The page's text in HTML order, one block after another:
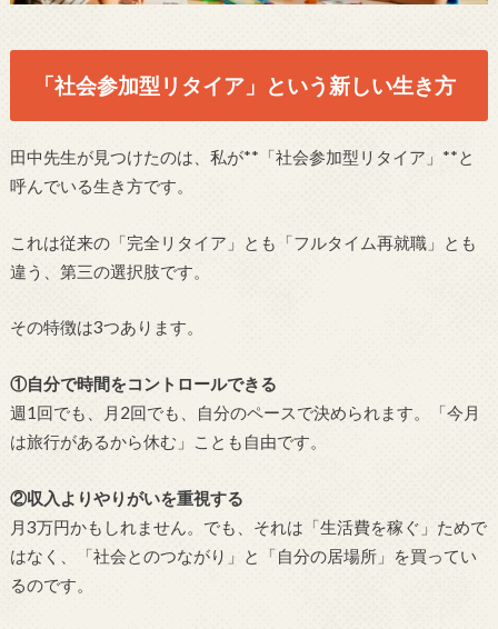
「社会参加型リタイア」という新しい生き方
田中先生が見つけたのは、私が**「社会参加型リタイア」**と
呼んでいる生き方です。
これは従来の「完全リタイア」とも「フルタイム再就職」とも
違う、第三の選択肢です。
その特徴は3つあります。
①自分で時間をコントロールできる
週1回でも、月2回でも、自分のペースで決められます。「今月
は旅行があるから休む」ことも自由です。
②収入よりやりがいを重視する
月3万円かもしれません。でも、それは「生活費を稼ぐ」ためで
はなく、「社会とのつながり」と「自分の居場所」を買ってい
るのです。